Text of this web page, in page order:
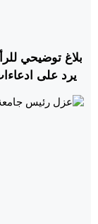
بلاغ توضيحي
يرد على